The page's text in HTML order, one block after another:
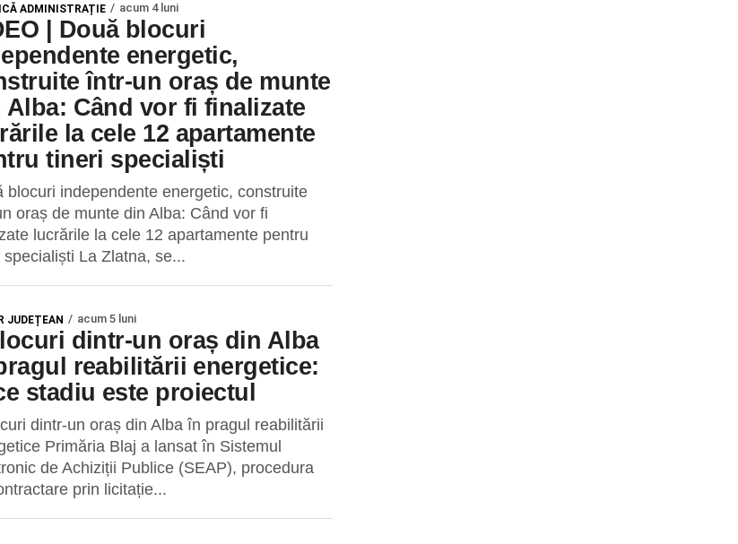
ADMINISTRAȚIE acum 4 luni
| Două blocuri
energetic,
într-un oraș de munte
Alba: Când vor fi finalizate
la cele 12 apartamente
tineri specialiști
blocuri independente energetic, construite
oraș de munte din Alba: Când vor fi
lucrările la cele 12 apartamente pentru
specialiști La Zlatna, se...
JUDEȚEAN acum 5 luni
dintr-un oraș din Alba
reabilitării energetice:
stadiu este proiectul
dintr-un oraș din Alba în pragul reabilitării
Primăria Blaj a lansat în Sistemul
de Achiziții Publice (SEAP), procedura
prin licitație...